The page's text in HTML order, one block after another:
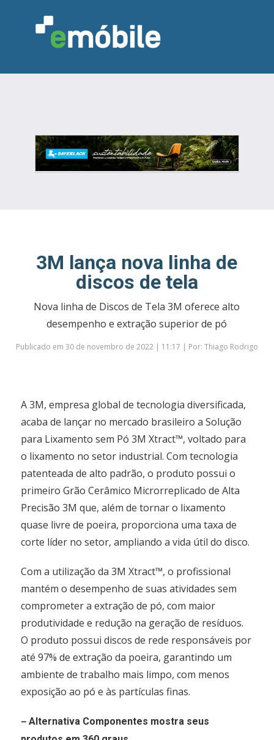
INDÚSTRIA MARCENARIA
DESIGN & DECORAÇÃO
INDICADORES
FEIRAS NOTÍCIAS
3M lança nova linha de
discos de tela
Nova linha de Discos de Tela 3M oferece alto
desempenho e extração superior de pó
Publicado em 30 de novembro de 2022 | 11:17 | Por: Thiago Rodrigo
A 3M, empresa global de tecnologia diversificada,
acaba de lançar no mercado brasileiro a Solução
para Lixamento sem Pó 3M Xtract™, voltado para
o lixamento no setor industrial. Com tecnologia
patenteada de alto padrão, o produto possui o
primeiro Grão Cerâmico Microrreplicado de Alta
Precisão 3M que, além de tornar o lixamento
quase livre de poeira, proporciona uma taxa de
corte líder no setor, ampliando a vida útil do disco.
Com a utilização da 3M Xtract™, o profissional
mantém o desempenho de suas atividades sem
comprometer a extração de pó, com maior
produtividade e redução na geração de resíduos.
O produto possui discos de rede responsáveis por
até 97% de extração da poeira, garantindo um
ambiente de trabalho mais limpo, com menos
exposição ao pó e às partículas finas.
–Alternativa Componentes mostra seus